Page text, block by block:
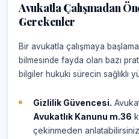
Avukatla Çalışmadan
Gerekenler
Bir avukatla çalışmaya
bilmesinde fayda olan bazı
bilgiler hukuki sürecin sağlıklı
Gizlilik Güvencesi.
Avukatlık Kanunu m.36
çekinmeden